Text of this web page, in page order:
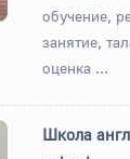
обучение,
занятие,
оценка ...
Школа